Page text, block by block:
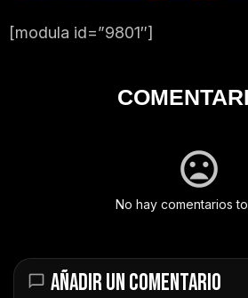
[modula id=”9801″]
No hay comentarios
AÑADIR UN COMENTARIO